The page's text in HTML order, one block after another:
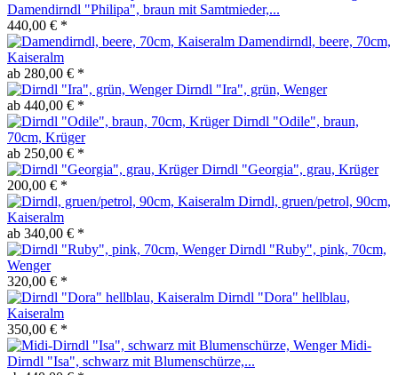
Damendirndl "Philipa", braun mit Samtmieder,...
440,00 € *
Damendirndl, beere, 70cm,
Kaiseralm
ab 280,00 € *
Dirndl "Ira", grün, Wenger
ab 440,00 € *
Dirndl "Odile", braun,
70cm, Krüger
ab 250,00 € *
Dirndl "Georgia", grau, Krüger
200,00 € *
Dirndl, gruen/petrol, 90cm,
Kaiseralm
ab 340,00 € *
Dirndl "Ruby", pink, 70cm,
Wenger
320,00 € *
Dirndl "Dora" hellblau,
Kaiseralm
350,00 € *
Midi-
Dirndl "Isa", schwarz mit Blumenschürze,...